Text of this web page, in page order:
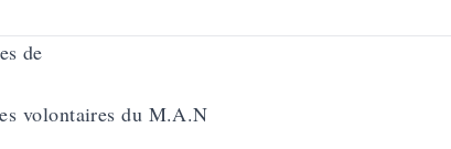
de
volontaires du M.A.N